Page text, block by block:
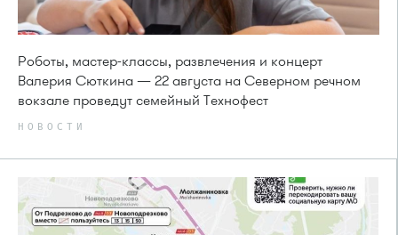
Роботы, мастер-классы, развлечения и концерт
Валерия Сюткина — 22 августа на Северном речном
вокзале проведут семейный Технофест
НОВОСТИ